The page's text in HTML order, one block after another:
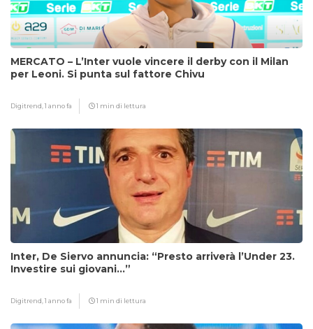
MERCATO – L’Inter vuole vincere il derby con il Milan
per Leoni. Si punta sul fattore Chivu
Digitrend,1 anno fa 1 min di lettura
Inter, De Siervo annuncia: “Presto arriverà l’Under 23.
Investire sui giovani…”
Digitrend,1 anno fa 1 min di lettura